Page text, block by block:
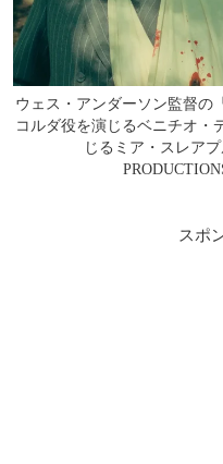
ウェス・アンダーソン監督の
コルダ役を演じるベニチオ・
じるミア・スレア
スポ